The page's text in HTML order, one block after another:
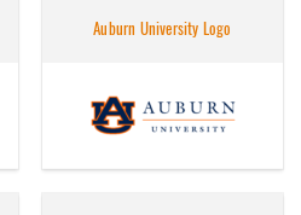
Auburn University Logo